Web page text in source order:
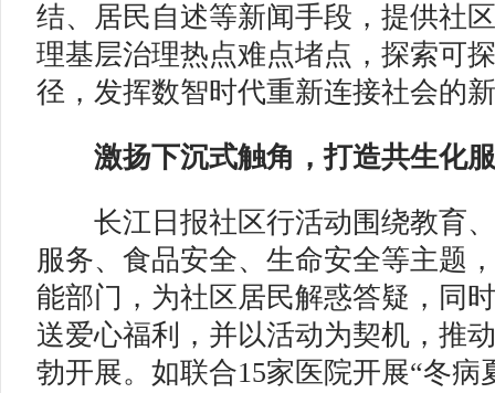
结、居民自述等新闻手段，提供社
理基层治理热点难点堵点，探索可
径，发挥数智时代重新连接社会的
激扬下沉式触角，打造共生化
长江日报社区行活动围绕教育、
服务、食品安全、生命安全等主题
能部门，为社区居民解惑答疑，同
送爱心福利，并以活动为契机，推
勃开展。如联合15家医院开展“冬病